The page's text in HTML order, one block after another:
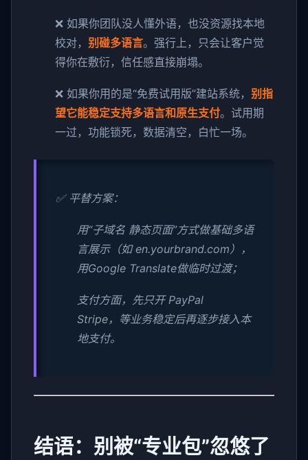
❌ 如果你团队没人懂外语，也没资源找本地
校对， 别碰多语言。强行上，只会让客户觉
得你在敷衍，信任感直接崩塌。
❌ 如果你用的是“免费试用版”建站系统， 别指
望它能稳定支持多语言和原生支付。试用期
一过，功能锁死，数据清空，白忙一场。
✅ 平替方案：
用“子域名 静态页面”方式做基础多语
言展示（如 en.yourbrand.com），
用Google Translate做临时过渡；
支付方面，先只开 PayPal
Stripe，等业务稳定后再逐步接入本
地支付。
结语：别被“专业包”忽悠了